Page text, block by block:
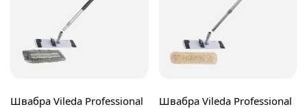
Швабра Vileda Professional
Швабра Vileda Professional